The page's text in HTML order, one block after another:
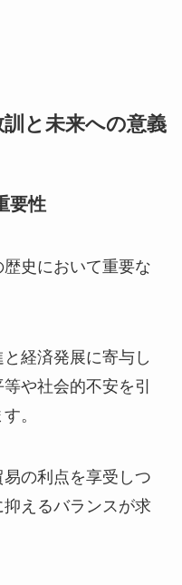
と未来への意義
要性
史において重要な
経済発展に寄与し
や社会的不安を引
。
の利点を享受しつ
えるバランスが求